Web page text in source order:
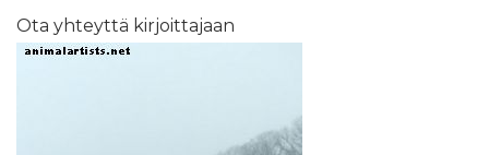
Ota yhteyttä kirjoittajaan